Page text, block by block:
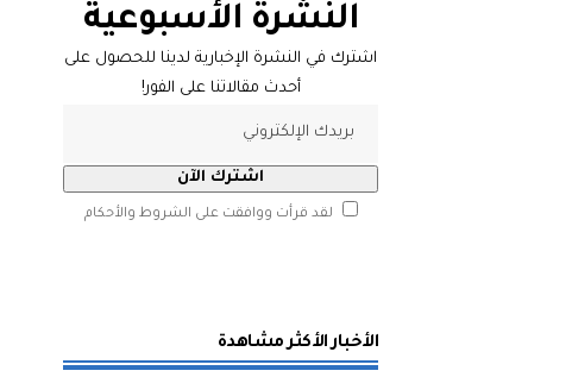
النشرة الأسبوعية
اشترك في النشرة الإخبارية لدينا للحصول على
أحدث مقالاتنا على الفور!
لقد قرأت ووافقت على الشروط والأحكام
الأخبار الأكثر مشاهدة